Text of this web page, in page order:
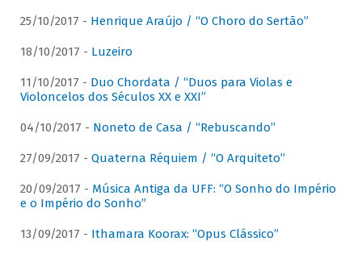
25/10/2017 - Henrique Araújo / “O Choro do Sertão”
18/10/2017 - Luzeiro
11/10/2017 - Duo Chordata / “Duos para Violas e
Violoncelos dos Séculos XX e XXI”
04/10/2017 - Noneto de Casa / “Rebuscando”
27/09/2017 - Quaterna Réquiem / “O Arquiteto”
20/09/2017 - Música Antiga da UFF: “O Sonho do Império
e o Império do Sonho”
13/09/2017 - Ithamara Koorax: “Opus Clássico”